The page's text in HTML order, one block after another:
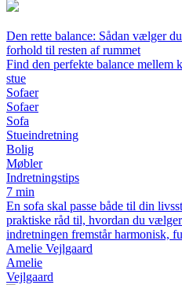
Den rette balance: Sådan vælger
forhold til resten af rummet
Find den perfekte balance
stue
Sofaer
Sofaer
Sofa
Stueindretning
Bolig
Møbler
Indretningstips
7 min
En sofa skal passe både til din
praktiske råd til, hvordan du vælger
indretningen fremstår harmonisk,
Amelie Vejlgaard
Amelie
Vejlgaard